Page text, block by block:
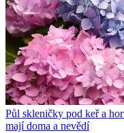
Půl skleničky pod keř a
mají doma a nevědí